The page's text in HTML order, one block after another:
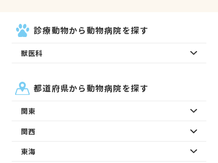
診療動物から動物病院を探す
獣医科
都道府県から動物病院を探す
関東
関西
東海